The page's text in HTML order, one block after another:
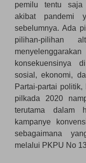
pemilu tentu saja
akibat pandemi
sebelumnya. Ada
pilihan-pilihan
konsekuensinya
sosial, ekonomi,
Partai-partai
pilkada 2020
terutama dalam
kampanye
sebagaimana
melalui PKPU No